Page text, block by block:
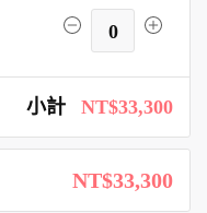
0
小計 NT$33,300
NT$33,300